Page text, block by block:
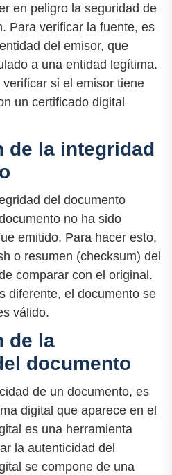
en peligro la seguridad de
Para verificar la fuente, es
del emisor, que
a una entidad legítima.
si el emisor tiene
un certificado digital
de la integridad
del documento
no ha sido
emitido. Para hacer esto,
o resumen (checksum) del
comparar con el original.
diferente, el documento se
válido.
de la
documento
de un documento, es
digital que aparece en el
es una herramienta
la autenticidad del
se compone de una